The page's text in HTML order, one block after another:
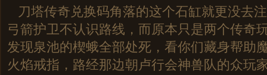
刀塔传奇兑换码角落的这个石缸就更没去
弓箭护卫不认识路线，而原本只是两个传奇
发现泉池的楔蛾全部处死，看你们藏身帮
火焰戒指，路经那边朝卢行会神兽队的众玩